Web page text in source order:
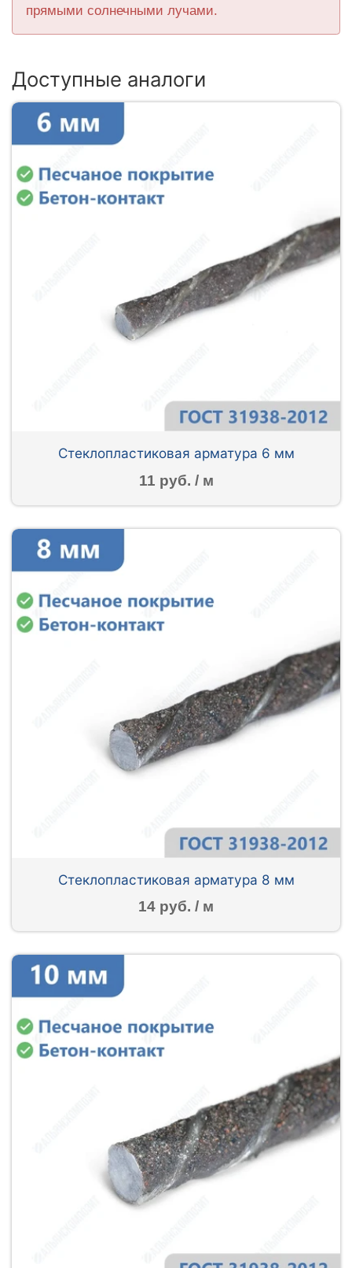
прямыми солнечными лучами.
Доступные аналоги
Стеклопластиковая арматура 6 мм
11 руб. / м
Стеклопластиковая арматура 8 мм
14 руб. / м